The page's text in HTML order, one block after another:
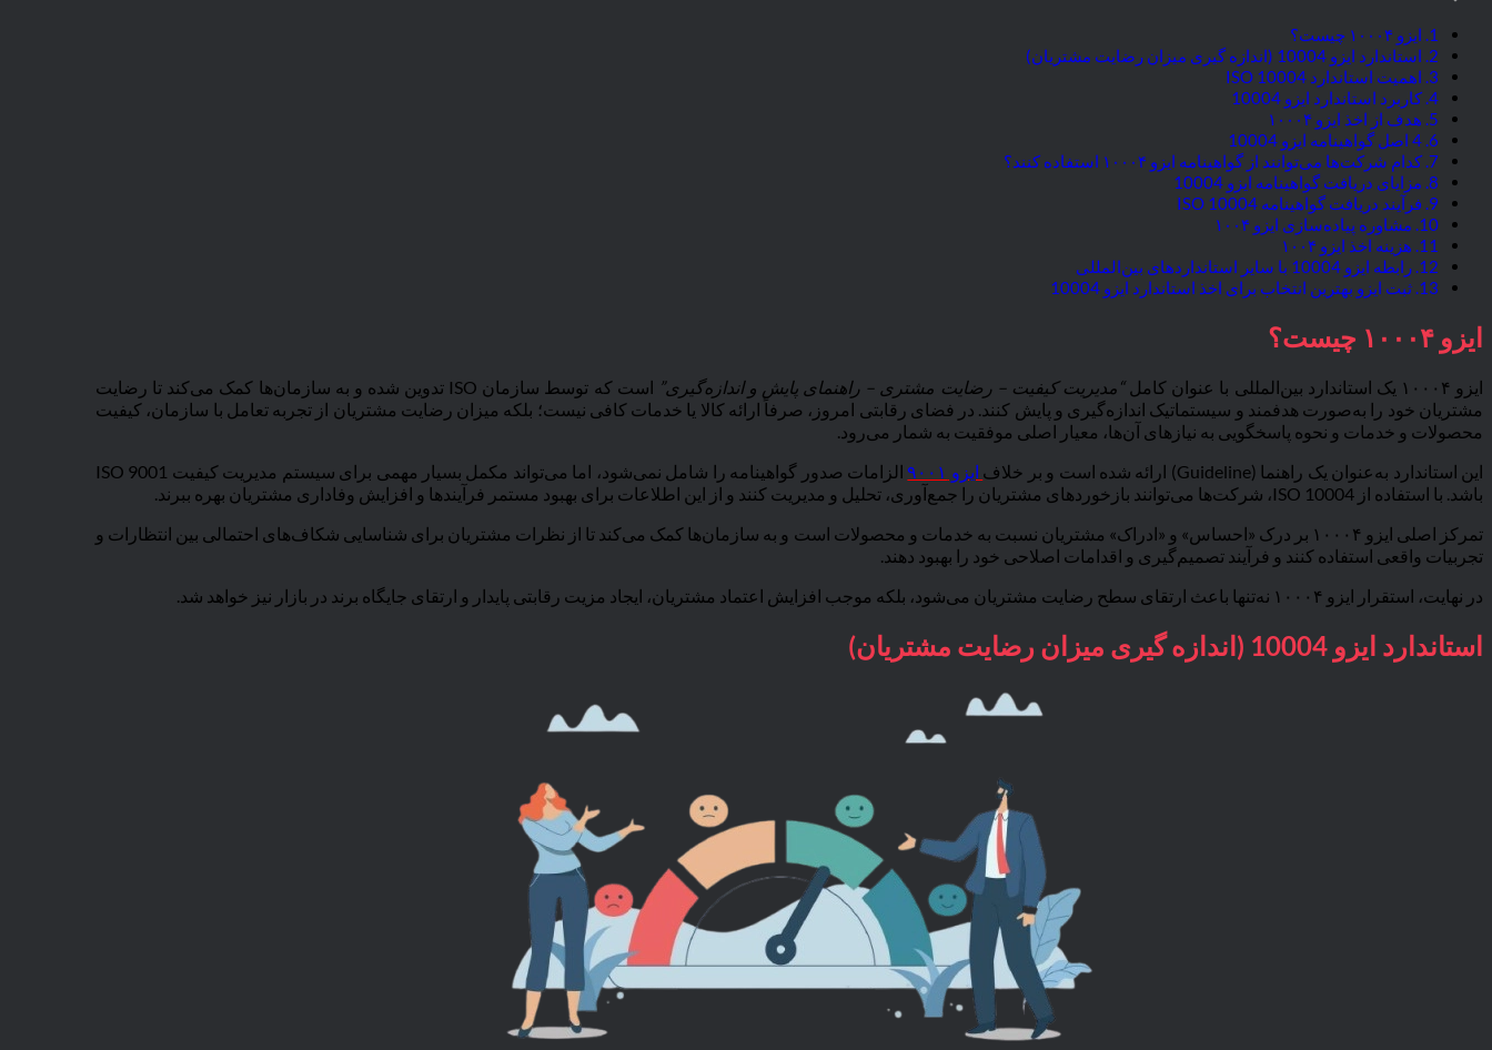
ایزو ۱۰۰۰۴ چیست؟
استاندارد ایزو 10004 (اندازه گیری میزان رضایت مشتریان)
اهمیت استاندارد ISO 10004
کاربرد استاندارد ایزو 10004
هدف از اخذ ایزو ۱۰۰۰۴
4 اصل گواهینامه ایزو 10004
کدام شرکت‌ها می‌توانند از گواهینامه ایزو ۱۰۰۰۴ استفاده کنند؟
مزایای دریافت گواهینامه ایزو 10004
فرآیند دریافت گواهینامه ISO 10004
مشاوره پیاده‌سازی ایزو ۱۰۰۴
هزینه اخذ ایزو ۱۰۰۴
رابطه ایزو 10004 با سایر استانداردهای بین‌المللی
ثبت ایزو بهترین انتخاب برای اخذ استاندارد ایزو 10004
ایزو ۱۰۰۰۴ چیست؟
ایزو ۱۰۰۰۴ یک استاندارد بین‌المللی با عنوان کامل “مدیریت کیفیت – رضایت مشتری – راهنمای پایش و اندازه‌گیری”
است که توسط سازمان ISO تدوین شده و به سازمان‌ها کمک می‌کند تا رضایت
مشتریان خود را به‌صورت هدفمند و سیستماتیک اندازه‌گیری و پایش کنند. در فضای رقابتی امروز، صرفاً ارائه کالا یا خدمات کافی نیست؛ بلکه میزان رضایت مشتریان از تجربه تعامل با سازمان، کیفیت
محصولات و خدمات و نحوه پاسخگویی به نیازهای آن‌ها، معیار اصلی موفقیت به شمار می‌رود.
این استاندارد به‌عنوان یک راهنما (Guideline) ارائه شده است و بر خلاف
ایزو ۹۰۰۱
الزامات صدور گواهینامه را شامل نمی‌شود، اما می‌تواند مکمل بسیار مهمی برای سیستم مدیریت کیفیت ISO 9001
باشد. با استفاده از ISO 10004، شرکت‌ها می‌توانند بازخوردهای مشتریان را جمع‌آوری، تحلیل و مدیریت کنند و از این اطلاعات برای بهبود مستمر فرآیندها و افزایش وفاداری مشتریان بهره ببرند.
تمرکز اصلی ایزو ۱۰۰۰۴ بر درک «احساس» و «ادراک» مشتریان نسبت به خدمات و محصولات است و به سازمان‌ها کمک می‌کند تا از نظرات مشتریان برای شناسایی شکاف‌های احتمالی بین انتظارات و
تجربیات واقعی استفاده کنند و فرآیند تصمیم‌گیری و اقدامات اصلاحی خود را بهبود دهند.
در نهایت، استقرار ایزو ۱۰۰۰۴ نه‌تنها باعث ارتقای سطح رضایت مشتریان می‌شود، بلکه موجب افزایش اعتماد مشتریان، ایجاد مزیت رقابتی پایدار و ارتقای جایگاه برند در بازار نیز خواهد شد.
استاندارد ایزو 10004 (اندازه گیری میزان رضایت مشتریان)